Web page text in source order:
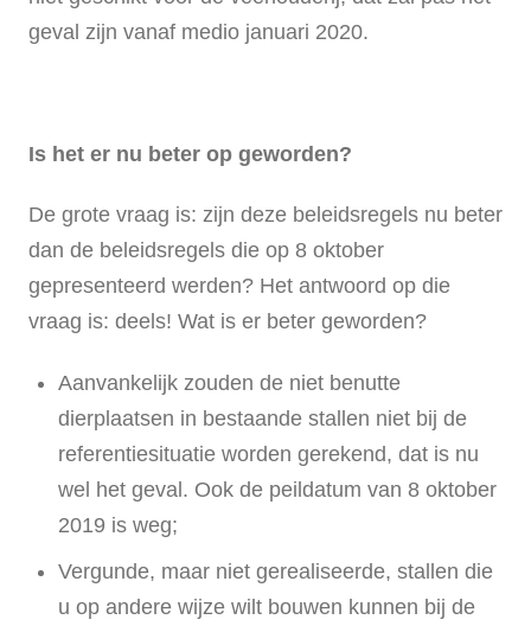
geval zijn vanaf medio januari 2020.
Is het er nu beter op geworden?
De grote vraag is: zijn deze beleidsregels nu beter
dan de beleidsregels die op 8 oktober
gepresenteerd werden? Het antwoord op die
vraag is: deels! Wat is er beter geworden?
Aanvankelijk zouden de niet benutte
dierplaatsen in bestaande stallen niet bij de
referentiesituatie worden gerekend, dat is nu
wel het geval. Ook de peildatum van 8 oktober
2019 is weg;
Vergunde, maar niet gerealiseerde, stallen die
u op andere wijze wilt bouwen kunnen bij de